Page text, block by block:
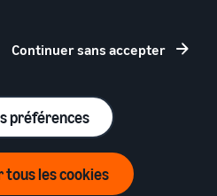
générales
Continuer sans accepter
préférences
tous les cookies